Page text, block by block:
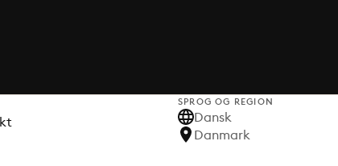
SPROG OG REGION
Dansk
Danmark